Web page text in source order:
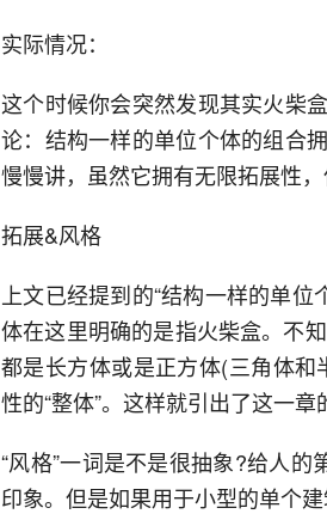
实际情况：
这个时候你会突然发现其实火柴
论：结构一样的单位个体的组合
慢慢讲，虽然它拥有无限拓展性
拓展&风格
上文已经提到的“结构一样的单位
体在这里明确的是指火柴盒。不
都是长方体或是正方体(三角体
性的“整体”。这样就引出了这一
“风格”一词是不是很抽象?给人的
印象。但是如果用于小型的单个